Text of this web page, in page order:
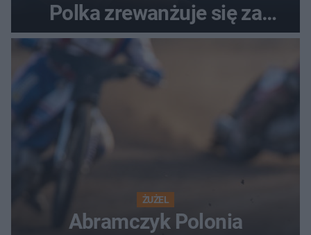
Polka zrewanżuje się za
ostatnią porażkę?
ŻUŻEL
Abramczyk Polonia